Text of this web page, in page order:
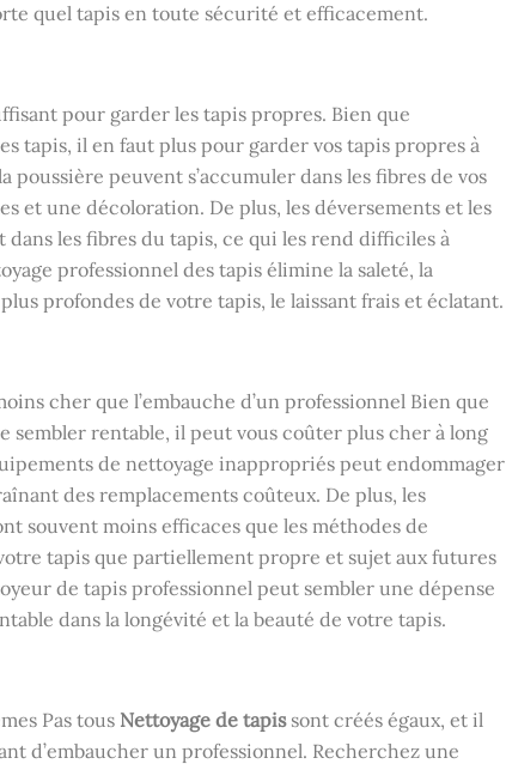
quel tapis en toute sécurité et efficacement.
pour garder les tapis propres. Bien que
tapis, il en faut plus pour garder vos tapis propres à
poussière peuvent s’accumuler dans les fibres de vos
et une décoloration. De plus, les déversements et les
les fibres du tapis, ce qui les rend difficiles à
professionnel des tapis élimine la saleté, la
profondes de votre tapis, le laissant frais et éclatant.
cher que l’embauche d’un professionnel Bien que
sembler rentable, il peut vous coûter plus cher à long
de nettoyage inappropriés peut endommager
des remplacements coûteux. De plus, les
souvent moins efficaces que les méthodes de
tapis que partiellement propre et sujet aux futures
de tapis professionnel peut sembler une dépense
dans la longévité et la beauté de votre tapis.
Pas tous Nettoyage de tapissont créés égaux, et il
d’embaucher un professionnel. Recherchez une